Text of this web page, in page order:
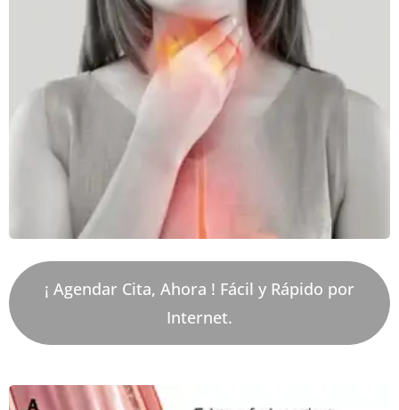
¡ Agendar Cita, Ahora ! Fácil y Rápido por
Internet.